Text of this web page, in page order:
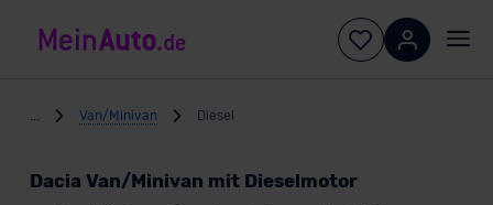
Van/Minivan Diesel
Dacia Van/Minivan mit Dieselmotor